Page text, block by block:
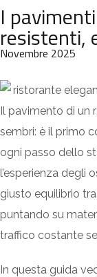
I
resistenti,
Novembre 2025
Il pavimento di un
sembri: è il primo
ogni passo dello
l’esperienza degli
giusto equilibrio tra
puntando su
traffico costante
In questa guida